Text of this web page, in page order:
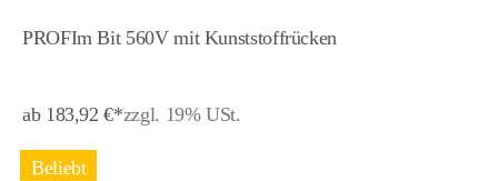
PROFIm Bit 560V mit Kunststoffrücken
ab 183,92 €*zzgl. 19% USt.
Beliebt